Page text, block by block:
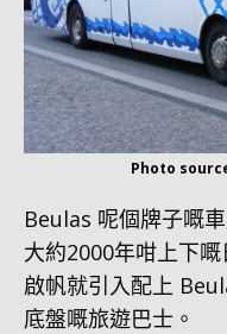
Photo
Beulas 呢個牌子嘅
大約2000年咁上下
啟帆就引入配上
底盤嘅旅遊巴士。